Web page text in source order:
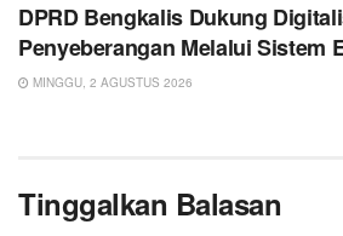
DPRD Bengkalis Dukung
Penyeberangan Melalui Sistem
MINGGU, 2 AGUSTUS 2026
Tinggalkan Balasan